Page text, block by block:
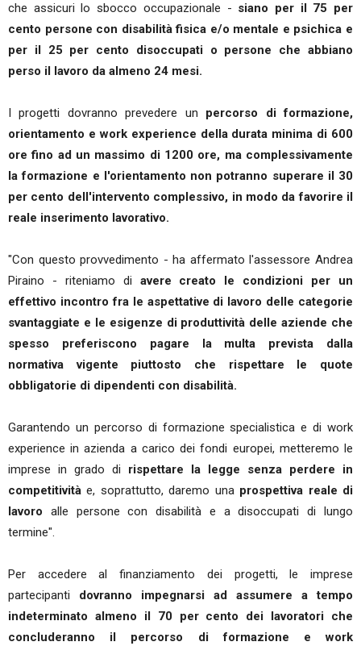
che assicuri lo sbocco occupazionale - siano per il 75 per
cento persone con disabilità fisica e/o mentale e psichica e
per il 25 per cento disoccupati o persone che abbiano
perso il lavoro da almeno 24 mesi.
I progetti dovranno prevedere un percorso di formazione,
orientamento e work experience della durata minima di 600
ore fino ad un massimo di 1200 ore, ma complessivamente
la formazione e l'orientamento non potranno superare il 30
per cento dell'intervento complessivo, in modo da favorire il
reale inserimento lavorativo.
"Con questo provvedimento - ha affermato l'assessore Andrea
Piraino - riteniamo di avere creato le condizioni per un
effettivo incontro fra le aspettative di lavoro delle categorie
svantaggiate e le esigenze di produttività delle aziende che
spesso preferiscono pagare la multa prevista dalla
normativa vigente piuttosto che rispettare le quote
obbligatorie di dipendenti con disabilità.
Garantendo un percorso di formazione specialistica e di work
experience in azienda a carico dei fondi europei, metteremo le
imprese in grado di rispettare la legge senza perdere in
competitività e, soprattutto, daremo una prospettiva reale di
lavoro alle persone con disabilità e a disoccupati di lungo
termine".
Per accedere al finanziamento dei progetti, le imprese
partecipanti dovranno impegnarsi ad assumere a tempo
indeterminato almeno il 70 per cento dei lavoratori che
concluderanno il percorso di formazione e work